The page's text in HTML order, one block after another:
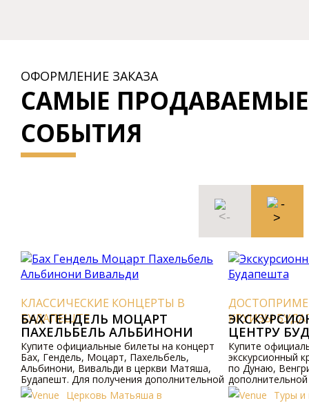
ОФОРМЛЕНИЕ ЗАКАЗА
САМЫЕ ПРОДАВАЕМЫЕ
СОБЫТИЯ
КЛАССИЧЕСКИЕ КОНЦЕРТЫ В
БУДАПЕШТЕ
БАХ ГЕНДЕЛЬ МОЦАРТ
ПАХЕЛЬБЕЛЬ АЛЬБИНОНИ
ВИВАЛЬДИ
Купите официальные билеты на концерт
Бах, Гендель, Моцарт, Пахельбель,
Альбинони, Вивальди в церкви Матяша,
Будапешт. Для получения дополнительной
информации посетите наш сайт.
Церковь Матьяша в
КРУИЗЫ
ЦЕНТРУ
Купите
экскурсионный
по Дунаю,
наш сайт.
Туры и